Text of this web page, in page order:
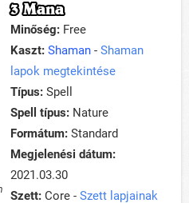
3 Mana
Minőség: Free
Kaszt: Shaman - Shaman
lapok megtekintése
Típus: Spell
Spell típus: Nature
Formátum: Standard
Megjelenési dátum:
2021.03.30
Szett: Core - Szett lapjainak